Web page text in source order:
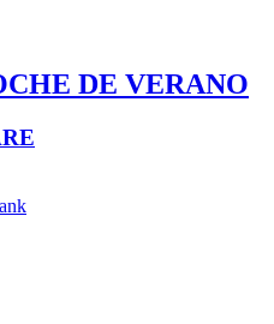
DE VERANO